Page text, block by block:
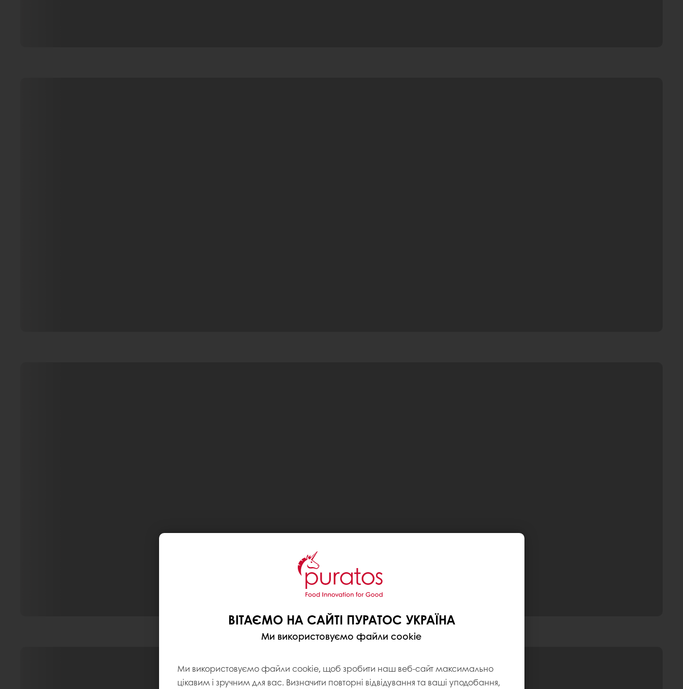
ВІТАЄМО НА САЙТІ ПУРАТОС УКРАЇНА
Ми використовуємо файли cookie
Ми використовуємо файли cookie, щоб зробити наш веб-сайт максимально
цікавим і зручним для вас. Визначити повторні відвідування та ваші уподобання,